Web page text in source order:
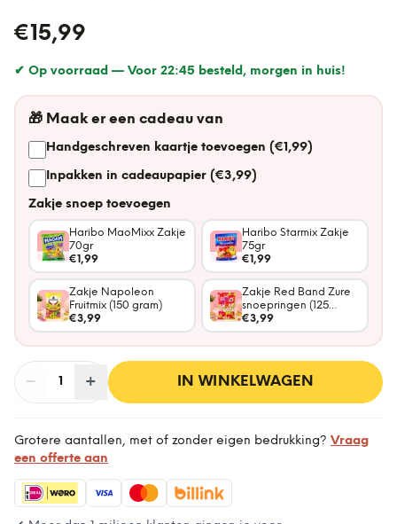
€15,99
✔ Op voorraad — Voor 22:45 besteld, morgen in huis!
🎁 Maak er een cadeau van
Handgeschreven kaartje toevoegen (€1,99)
Inpakken in cadeaupapier (€3,99)
Zakje snoep toevoegen
Haribo MaoMixx Zakje
70gr
€1,99
Haribo Starmix Zakje
75gr
€1,99
Zakje Napoleon
Fruitmix (150 gram)
€3,99
Zakje Red Band Zure
snoepringen (125
gram)
€3,99
− Aantal
1 + IN WINKELWAGEN
Grotere aantallen, met of zonder eigen bedrukking? Vraag
een offerte aan